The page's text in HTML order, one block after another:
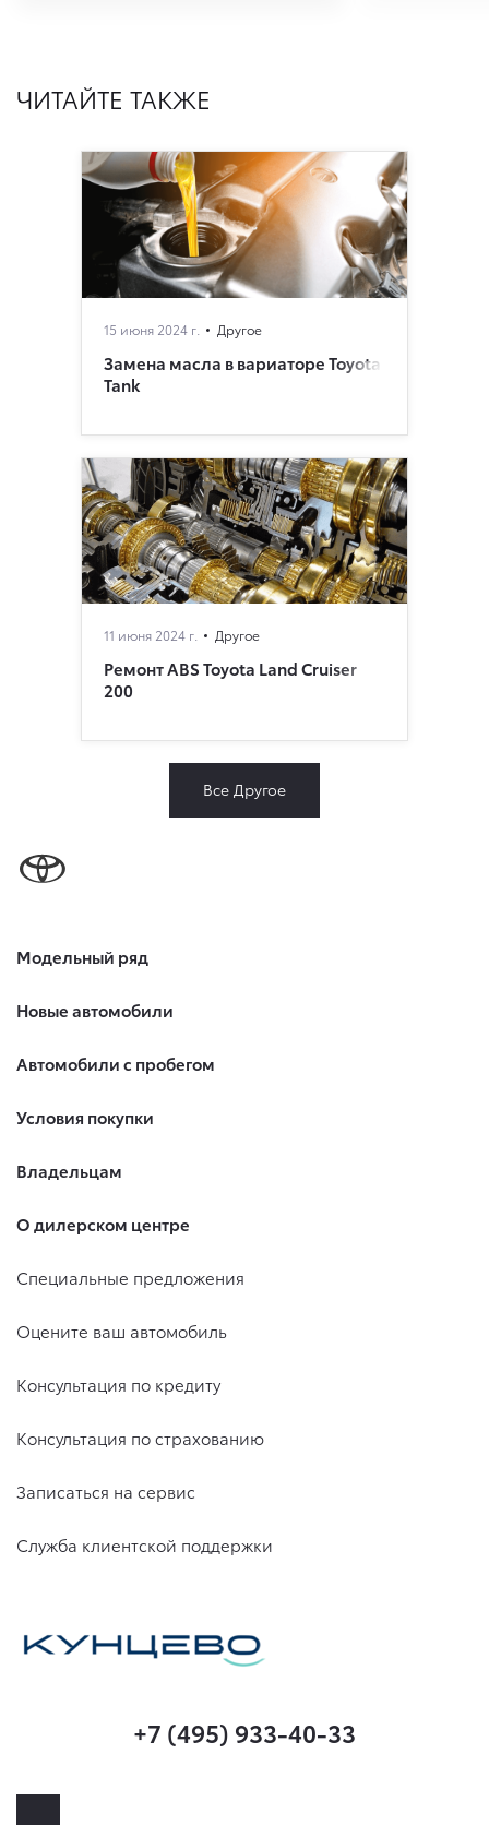
ЧИТАЙТЕ ТАКЖЕ
15 июня 2024 г. Другое
Замена масла в вариаторе Toyota
Tank
11 июня 2024 г. Другое
Ремонт ABS Toyota Land Cruiser
200
Все Другое
Модельный ряд
Новые автомобили
Автомобили с пробегом
Условия покупки
Владельцам
О дилерском центре
Специальные предложения
Оцените ваш автомобиль
Консультация по кредиту
Консультация по страхованию
Записаться на сервис
Служба клиентской поддержки
+7 (495) 933-40-33